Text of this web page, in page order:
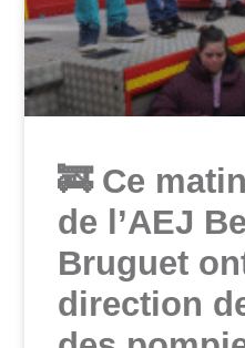
🚒 Ce
de l’AEJ
Bruguet
direction